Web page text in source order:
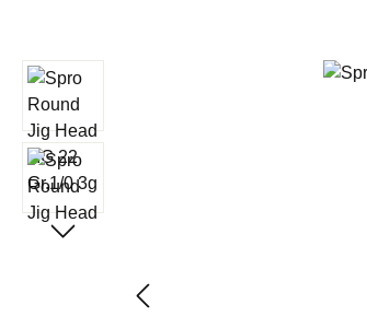
Bildergalerie überspringen